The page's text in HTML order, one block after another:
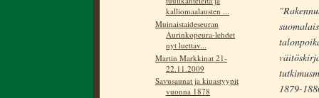
kalliomaalausten ...
Muinaistaideseuran
Aurinkopeura-lehdet
nyt luettav...
Martin Markkinat 21-
22.11.2009
Savusaunat ja kiuastyypit
vuonna 1878
1879-